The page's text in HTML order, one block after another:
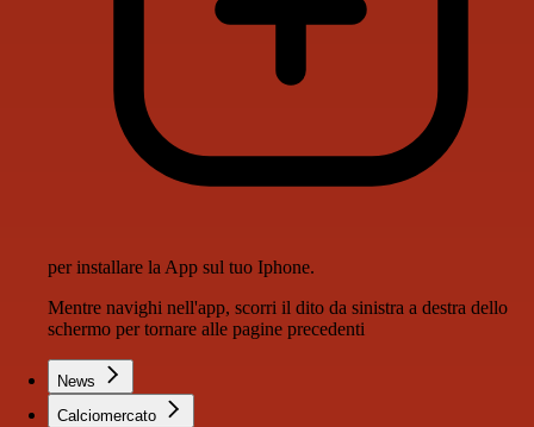
per installare la App sul tuo Iphone.
Mentre navighi nell'app, scorri il dito da sinistra a destra dello
schermo per tornare alle pagine precedenti
News
Calciomercato